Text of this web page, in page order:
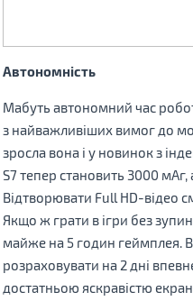
Автономність
Мабуть автономний час
з найважливіших вимог до
зросла вона і у новинок з
S7 тепер становить 3000 мАг,
Відтворювати Full HD-відео
Якщо ж грати в ігри без
майже на 5 годин геймплея.
розраховувати на 2 дні
достатньою яскравістю